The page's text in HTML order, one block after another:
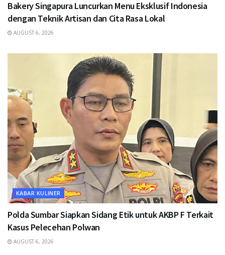
Bakery Singapura Luncurkan Menu Eksklusif Indonesia
dengan Teknik Artisan dan Cita Rasa Lokal
AUGUST 6, 2026
KABAR KULINER
Polda Sumbar Siapkan Sidang Etik untuk AKBP F Terkait
Kasus Pelecehan Polwan
AUGUST 6, 2026